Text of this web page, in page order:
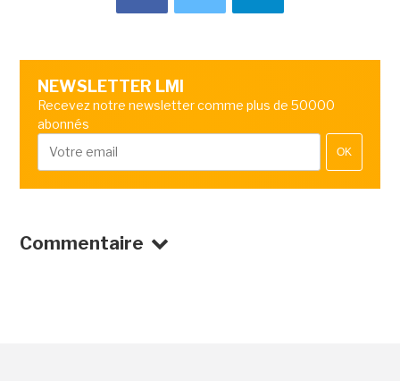
NEWSLETTER LMI
Recevez notre newsletter comme plus de 50000
abonnés
OK
Commentaire